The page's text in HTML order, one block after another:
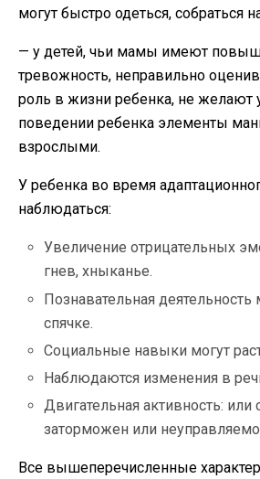
могут быстро одеться, собраться
— у детей, чьи мамы имеют
тревожность, неправильно
роль в жизни ребенка, не желают
поведении ребенка элементы
взрослыми.
У ребенка во время
наблюдаться:
Увеличение отрицательных
гнев, хныканье.
Познавательная
спячке.
Социальные навыки могут
Наблюдаются изменения в
Двигательная активность: или
заторможен или
Все вышеперечисленные